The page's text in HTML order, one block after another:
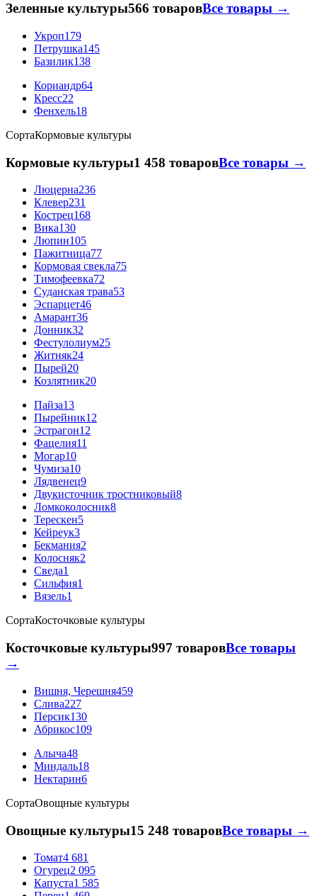
Зеленные культуры566 товаровВсе товары →
Укроп179
Петрушка145
Базилик138
Кориандр64
Кресс22
Фенхель18
СортаКормовые культуры
Кормовые культуры1 458 товаровВсе товары →
Люцерна236
Клевер231
Кострец168
Вика130
Люпин105
Пажитница77
Кормовая свекла75
Тимофеевка72
Суданская трава53
Эспарцет46
Амарант36
Донник32
Фестулолиум25
Житняк24
Пырей20
Козлятник20
Пайза13
Пырейник12
Эстрагон12
Фацелия11
Могар10
Чумиза10
Лядвенец9
Двукисточник тростниковый8
Ломкоколосник8
Терескен5
Кейреук3
Бекмания2
Колосняк2
Сведа1
Сильфия1
Вязель1
СортаКосточковые культуры
Косточковые культуры997 товаровВсе товары
→
Вишня, Черешня459
Слива227
Персик130
Абрикос109
Алыча48
Миндаль18
Нектарин6
СортаОвощные культуры
Овощные культуры15 248 товаровВсе товары →
Томат4 681
Огурец2 095
Капуста1 585